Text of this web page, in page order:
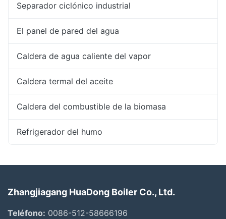
Separador ciclónico industrial
El panel de pared del agua
Caldera de agua caliente del vapor
Caldera termal del aceite
Caldera del combustible de la biomasa
Refrigerador del humo
Zhangjiagang HuaDong Boiler Co., Ltd.
Teléfono: 0086-512-58666196